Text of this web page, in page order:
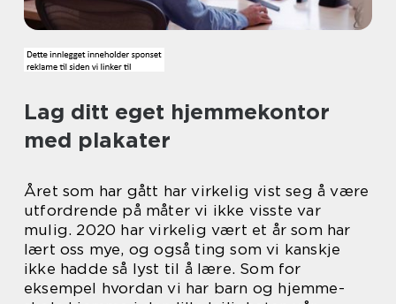
Lag ditt eget hjemmekontor
med plakater
Året som har gått har virkelig vist seg å være
utfordrende på måter vi ikke visste var
mulig. 2020 har virkelig vært et år som har
lært oss mye, og også ting som vi kanskje
ikke hadde så lyst til å lære. Som for
eksempel hvordan vi har barn og hjemme-